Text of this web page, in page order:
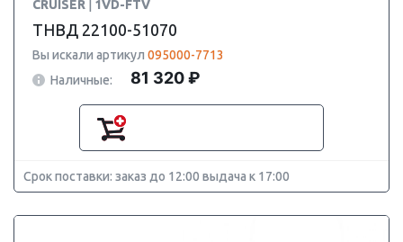
CRUISER
1VD-FTV
ТНВД 22100-51070
Вы искали артикул 095000-7713
Наличные:
81 320 ₽
Срок поставки: заказ до 12:00 выдача к 17:00